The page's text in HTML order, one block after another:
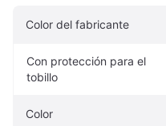
Color del fabricante
Con protección para el
tobillo
Color